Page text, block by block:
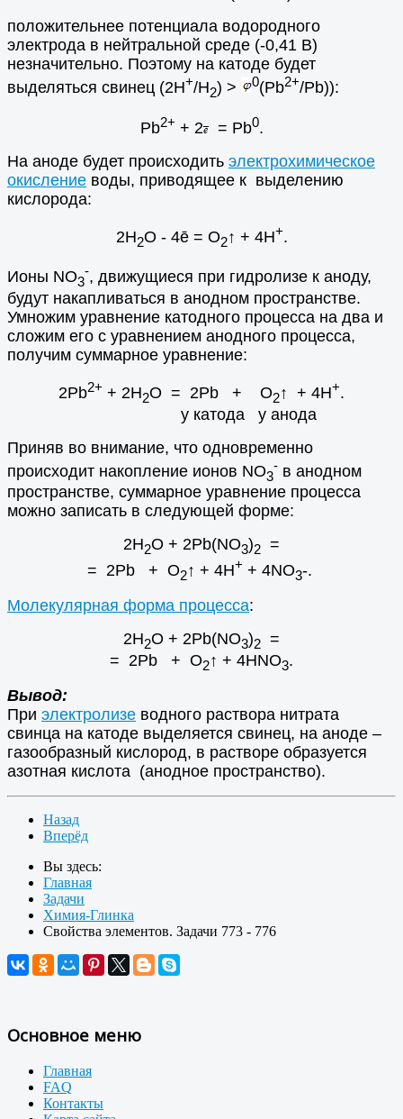
положительнее потенциала водородного
электрода в нейтральной среде (-0,41 В)
незначительно. Поэтому на катоде будет
выделяться свинец (2H+/H2) > 0(Pb2+/Pb)):
Pb2+ + 2 = Pb0.
На аноде будет происходить электрохимическое
окисление воды, приводящее к выделению
кислорода:
2H2O - 4ē = O2↑ + 4H+.
Ионы NO3
-, движущиеся при гидролизе к аноду,
будут накапливаться в анодном пространстве.
Умножим уравнение катодного процесса на два и
сложим его с уравнением анодного процесса,
получим суммарное уравнение:
2Pb2+ + 2H2O = 2Pb + O2↑ + 4H+.
у катода у анода
Приняв во внимание, что одновременно
происходит накопление ионов NO3
- в анодном
пространстве, суммарное уравнение процесса
можно записать в следующей форме:
2H2O + 2Pb(NO3)2 =
= 2Pb + O2↑ + 4H+ + 4NO3-.
Молекулярная форма процесса:
2H2O + 2Pb(NO3)2 =
= 2Pb + O2↑ + 4HNO3.
Вывод:
При электролизе водного раствора нитрата
свинца на катоде выделяется свинец, на аноде –
газообразный кислород, в растворе образуется
азотная кислота (анодное пространство).
Назад
Вперёд
Вы здесь:
Главная
Задачи
Химия-Глинка
Свойства элементов. Задачи 773 - 776
Основное меню
Главная
FAQ
Контакты